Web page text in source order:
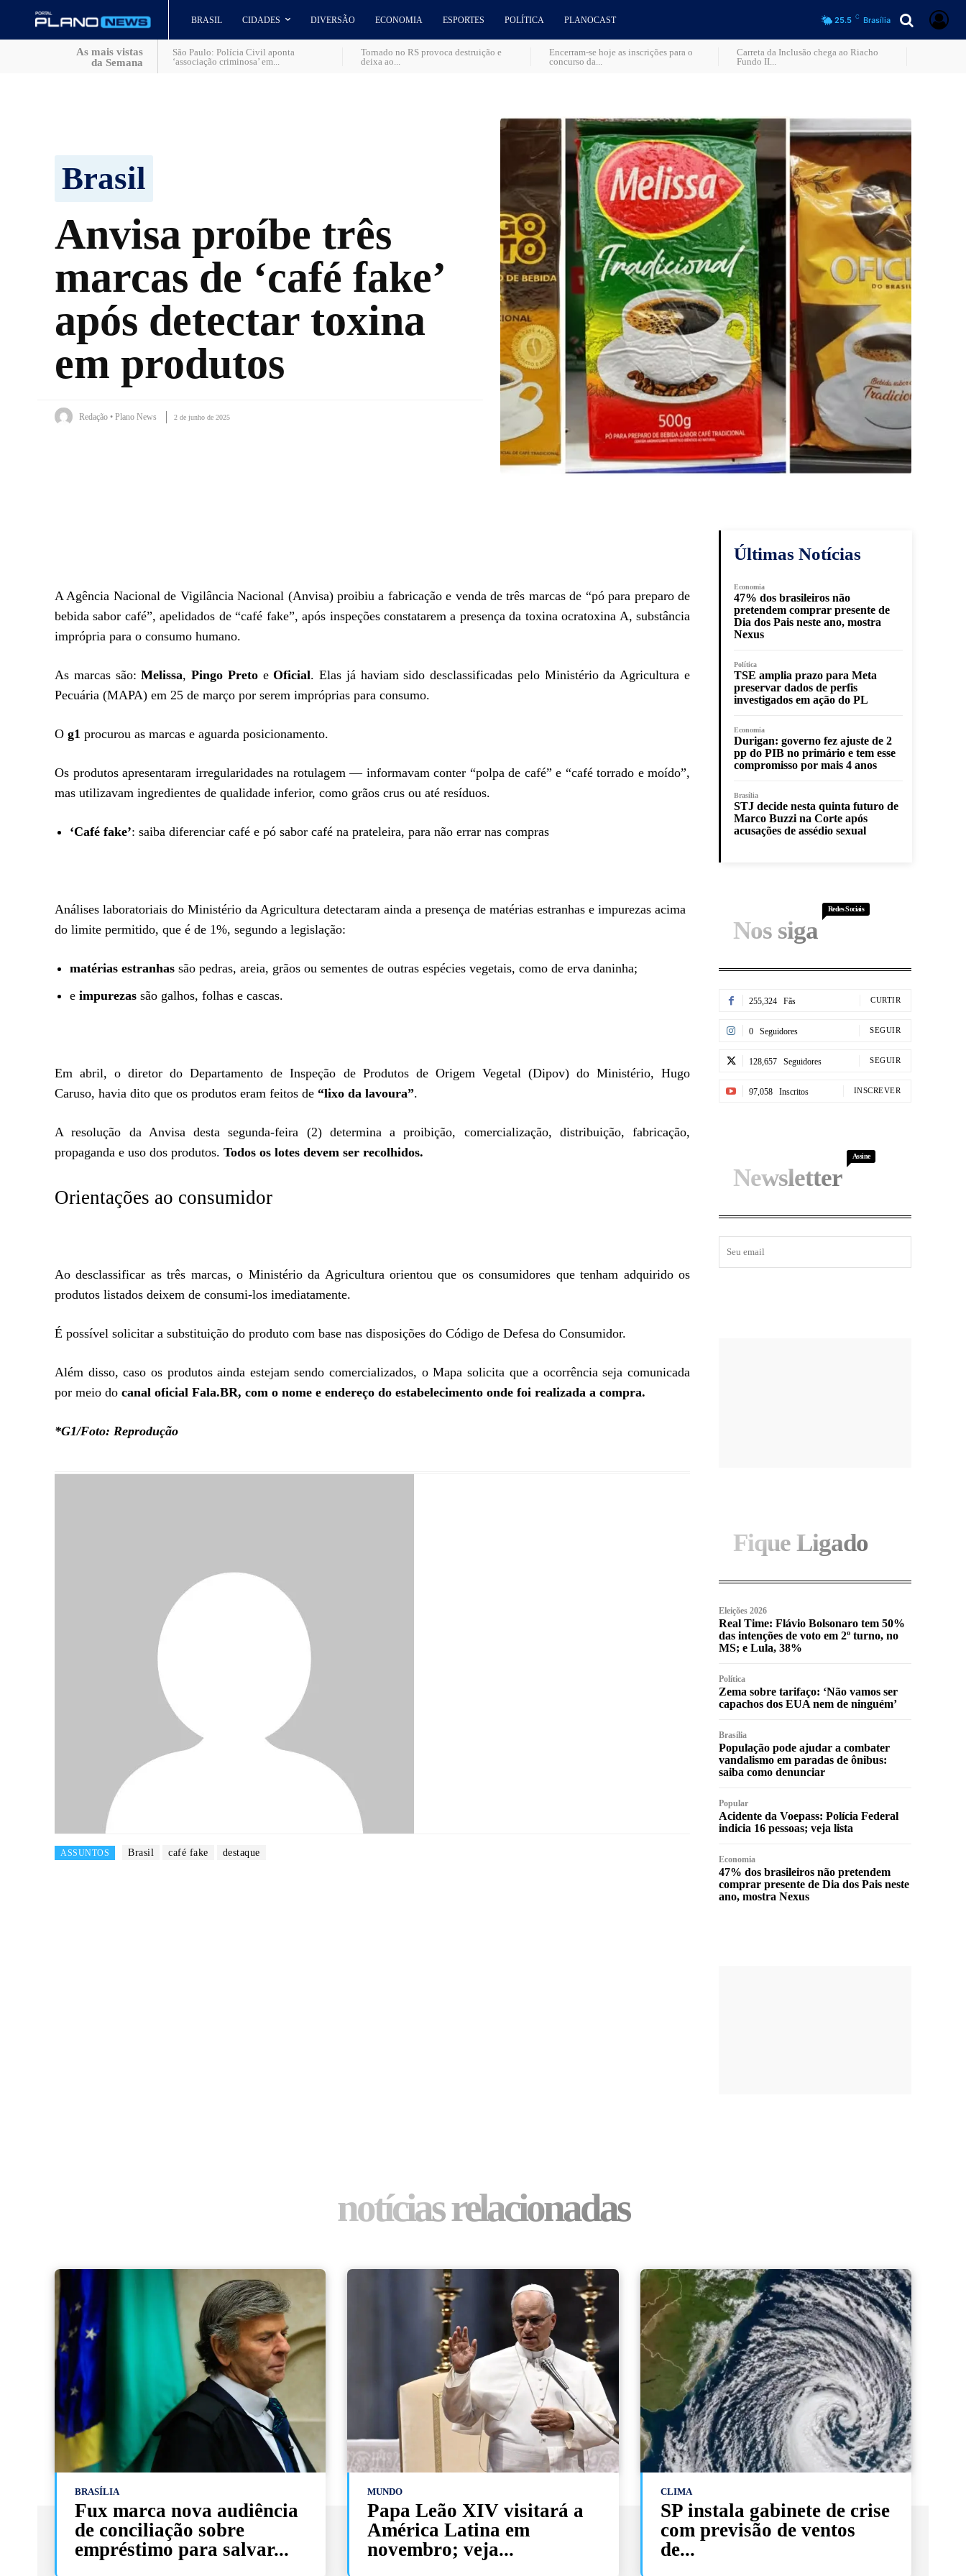
BRASIL CIDADES DIVERSÃO ECONOMIA ESPORTES POLÍTICA PLANOCAST 25.5 C Brasília
As mais vistas
da Semana
São Paulo: Polícia Civil aponta
‘associação criminosa’ em...
Tornado no RS provoca destruição e
deixa ao...
Encerram-se hoje as inscrições para o
concurso da...
Carreta da Inclusão chega ao Riacho
Fundo II...
Brasil
Anvisa proíbe três
marcas de ‘café fake’
após detectar toxina
em produtos
Redação • Plano News 2 de junho de 2025
A Agência Nacional de Vigilância Nacional (Anvisa) proibiu a fabricação e venda de três marcas de “pó para preparo de
bebida sabor café”,apelidados de “café fake”, após inspeções constatarem a presença da toxina ocratoxina A, substância
imprópria para o consumo humano.
As marcas são:Melissa,Pingo PretoeOficial. Elas já haviam sido desclassificadas pelo Ministério da Agricultura e
Pecuária (MAPA) em 25 de março por serem impróprias para consumo.
O g1 procurou as marcas e aguarda posicionamento.
Os produtos apresentaram irregularidades na rotulagem — informavam conter “polpa de café” e “café torrado e moído”,
mas utilizavam ingredientes de qualidade inferior, como grãos crus ou até resíduos.
‘Café fake’: saiba diferenciar café e pó sabor café na prateleira, para não errar nas compras
Análises laboratoriais do Ministério da Agricultura detectaram ainda a presença de matérias estranhas e impurezas acima
do limite permitido, que é de 1%, segundo a legislação:
matérias estranhas são pedras, areia, grãos ou sementes de outras espécies vegetais, como de erva daninha;
e impurezas são galhos, folhas e cascas.
Em abril, o diretor do Departamento de Inspeção de Produtos de Origem Vegetal (Dipov) do Ministério, Hugo
Caruso, havia dito que os produtos eram feitos de “lixo da lavoura”.
A resolução da Anvisa desta segunda-feira (2) determina a proibição, comercialização, distribuição, fabricação,
propaganda e uso dos produtos. Todos os lotes devem ser recolhidos.
Orientações ao consumidor
Ao desclassificar as três marcas, o Ministério da Agricultura orientou que os consumidores que tenham adquirido os
produtos listados deixem de consumi-los imediatamente.
É possível solicitar a substituição do produto com base nas disposições do Código de Defesa do Consumidor.
Além disso, caso os produtos ainda estejam sendo comercializados, o Mapa solicita que a ocorrência seja comunicada
por meio do canal oficial Fala.BR, com o nome e endereço do estabelecimento onde foi realizada a compra.
*G1/Foto: Reprodução
ASSUNTOS Brasil café fake destaque
Últimas Notícias
Economia
47% dos brasileiros não
pretendem comprar presente de
Dia dos Pais neste ano, mostra
Nexus
Política
TSE amplia prazo para Meta
preservar dados de perfis
investigados em ação do PL
Economia
Durigan: governo fez ajuste de 2
pp do PIB no primário e tem esse
compromisso por mais 4 anos
Brasília
STJ decide nesta quinta futuro de
Marco Buzzi na Corte após
acusações de assédio sexual
Nos siga
Redes Sociais
255,324 Fãs CURTIR
0 Seguidores SEGUIR
128,657 Seguidores SEGUIR
97,058 Inscritos INSCREVER
Newsletter
Assine
Fique Ligado
Eleições 2026
Real Time: Flávio Bolsonaro tem 50%
das intenções de voto em 2º turno, no
MS; e Lula, 38%
Política
Zema sobre tarifaço: ‘Não vamos ser
capachos dos EUA nem de ninguém’
Brasília
População pode ajudar a combater
vandalismo em paradas de ônibus:
saiba como denunciar
Popular
Acidente da Voepass: Polícia Federal
indicia 16 pessoas; veja lista
Economia
47% dos brasileiros não pretendem
comprar presente de Dia dos Pais neste
ano, mostra Nexus
notícias relacionadas
BRASÍLIA
Fux marca nova audiência
de conciliação sobre
empréstimo para salvar...
MUNDO
Papa Leão XIV visitará a
América Latina em
novembro; veja...
CLIMA
SP instala gabinete de crise
com previsão de ventos
de...